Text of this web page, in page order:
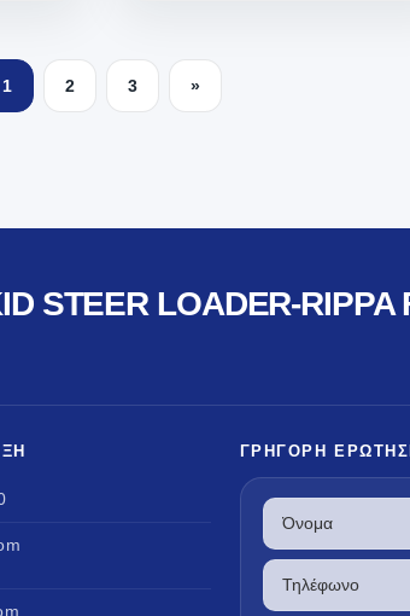
1 2 3 »
LOADER-RIPPA
ΓΡΉΓΟΡΗ